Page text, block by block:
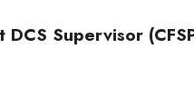
Supervisor